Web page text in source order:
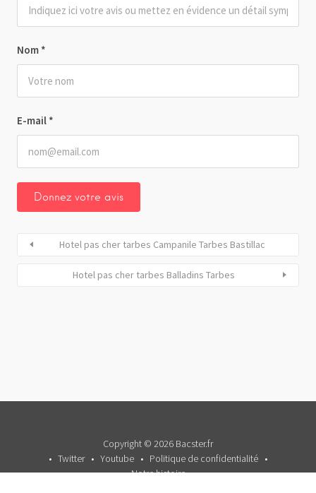
Nom *
E-mail *
Hotel pas cher tarbes Campanile Tarbes Bastillac
Hotel pas cher tarbes Balladins Tarbes
Copyright © 2026 Bacster.fr
Twitter
Youtube
Politique de confidentialité
Notre histoire